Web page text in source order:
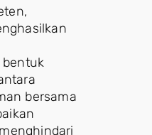
bentuk
bersama